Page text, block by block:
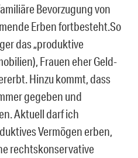
Bevorzugung von
Erben fortbesteht.So
das „produktive
Frauen eher Geld-
Hinzu kommt, dass
gegeben und
Aktuell darf ich
Vermögen erben,
rechtskonservative